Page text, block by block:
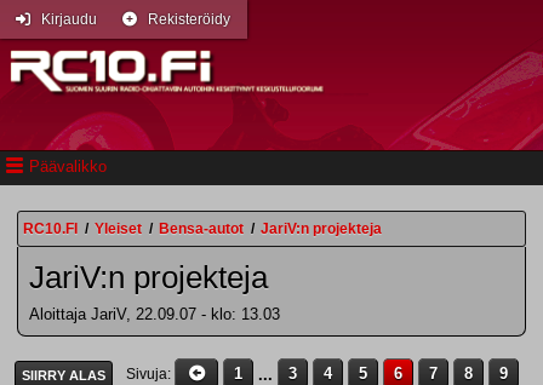
Päävalikko
Kirjaudu Rekisteröidy
RC10.FI / Yleiset / Bensa-autot / JariV:n projekteja
JariV:n projekteja
Aloittaja JariV, 22.09.07 - klo: 13.03
SIIRRY ALAS Sivuja 1 ... 3 4 5 6 7 8
9